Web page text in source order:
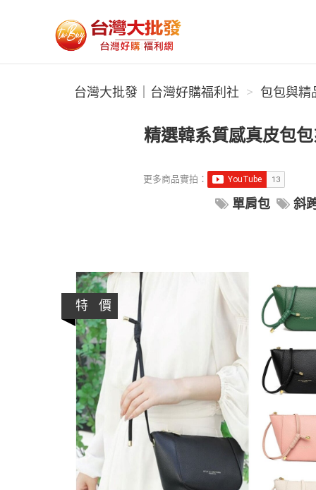
台灣大批發｜台灣好購福利社
台灣大批發｜台灣好購福利社
包包與精
精選韓系質感真皮包
更多商品實拍：
單肩包 斜
特 價